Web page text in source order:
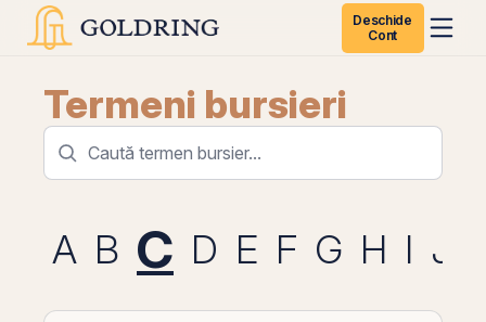
Deschide
Cont
Termeni bursieri
A B C D E F G H I J